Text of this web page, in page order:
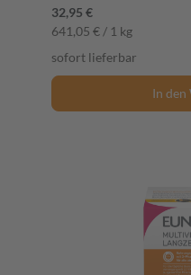
32,95 €
641,05 € / 1 kg
sofort lieferbar
In den